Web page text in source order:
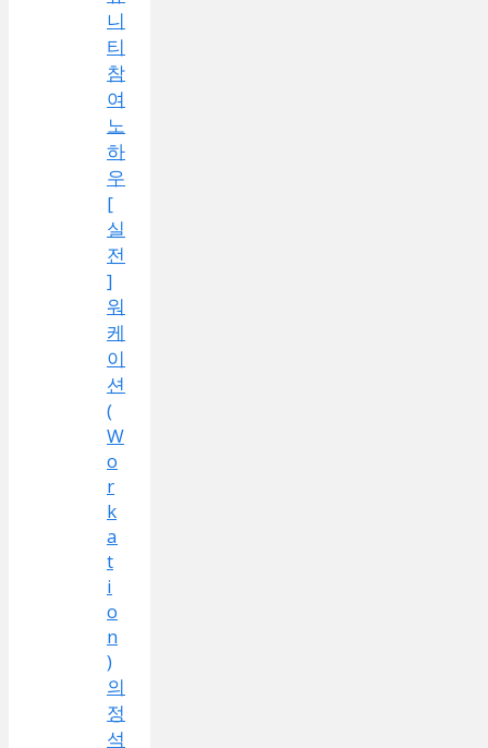
니
티
참
여
노
하
우
[
실
전
]
워
케
이
션
(
W
o
r
k
a
t
i
o
n
)
의
정
석